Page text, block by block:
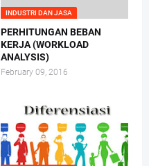
INDUSTRI DAN JASA
PERHITUNGAN BEBAN
KERJA (WORKLOAD
ANALYSIS)
February 09, 2016